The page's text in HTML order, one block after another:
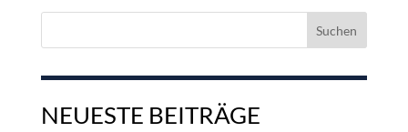
NEUESTE BEITRÄGE